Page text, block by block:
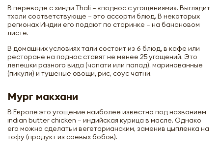
В переводе с хинди Thali – «поднос с угощениями». Выглядит
тхали соответствующе – это ассорти блюд. В некоторых
регионах Индии его подают по старинке – на банановом
листе.
В домашних условиях тали состоит из 6 блюд, в кафе или
ресторане на поднос ставят не менее 25 угощений. Это
лепешки разного вида (чапати или папад), маринованные
(пикули) и тушеные овощи, рис, соус чатни.
Мург макхани
В Европе это угощение наиболее известно под названием
indian butter chicken – индийская курица в масле. Однако
его можно сделать и вегетарианским, заменив цыпленка на
тофу (продукт из соевых бобов).